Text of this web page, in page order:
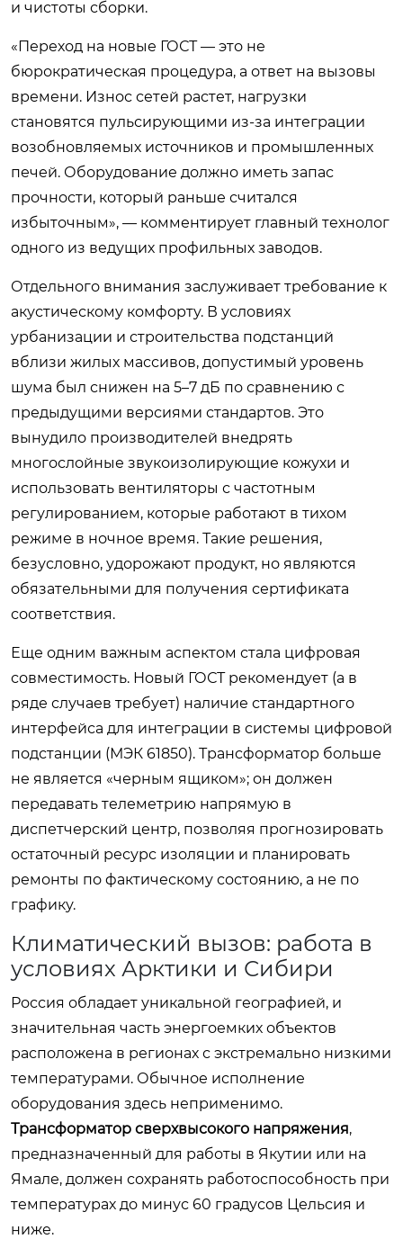
и чистоты сборки.
«Переход на новые ГОСТ — это не
бюрократическая процедура, а ответ на вызовы
времени. Износ сетей растет, нагрузки
становятся пульсирующими из-за интеграции
возобновляемых источников и промышленных
печей. Оборудование должно иметь запас
прочности, который раньше считался
избыточным», — комментирует главный технолог
одного из ведущих профильных заводов.
Отдельного внимания заслуживает требование к
акустическому комфорту. В условиях
урбанизации и строительства подстанций
вблизи жилых массивов, допустимый уровень
шума был снижен на 5–7 дБ по сравнению с
предыдущими версиями стандартов. Это
вынудило производителей внедрять
многослойные звукоизолирующие кожухи и
использовать вентиляторы с частотным
регулированием, которые работают в тихом
режиме в ночное время. Такие решения,
безусловно, удорожают продукт, но являются
обязательными для получения сертификата
соответствия.
Еще одним важным аспектом стала цифровая
совместимость. Новый ГОСТ рекомендует (а в
ряде случаев требует) наличие стандартного
интерфейса для интеграции в системы цифровой
подстанции (МЭК 61850). Трансформатор больше
не является «черным ящиком»; он должен
передавать телеметрию напрямую в
диспетчерский центр, позволяя прогнозировать
остаточный ресурс изоляции и планировать
ремонты по фактическому состоянию, а не по
графику.
Климатический вызов: работа в
условиях Арктики и Сибири
Россия обладает уникальной географией, и
значительная часть энергоемких объектов
расположена в регионах с экстремально низкими
температурами. Обычное исполнение
оборудования здесь неприменимо.
Трансформатор сверхвысокого напряжения,
предназначенный для работы в Якутии или на
Ямале, должен сохранять работоспособность при
температурах до минус 60 градусов Цельсия и
ниже.